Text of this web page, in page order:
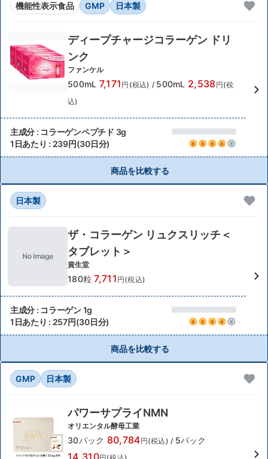
機能性表示食品 GMP 日本製
ディープチャージコラーゲン ドリ
ンク
ファンケル
500mL 7,171 円(税込) / 500mL 2,538円(税
込)
主成分 : コラーゲンペプチド 3g
1日あたり : 239円(30日分)
商品を比較する
日本製
ザ・コラーゲン リュクスリッチ＜
タブレット＞
資生堂
180粒 7,711 円(税込)
主成分 : コラーゲン 1g
1日あたり : 257円(30日分)
商品を比較する
GMP 日本製
パワーサプライNMN
オリエンタル酵母工業
30パック 80,784円(税込) / 5パック